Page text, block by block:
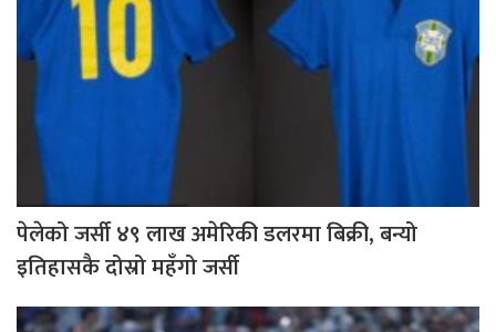
पेलेको जर्सी ४९ लाख अमेरिकी डलरमा बिक्री, बन्यो
इतिहासकै दोस्रो महँगो जर्सी